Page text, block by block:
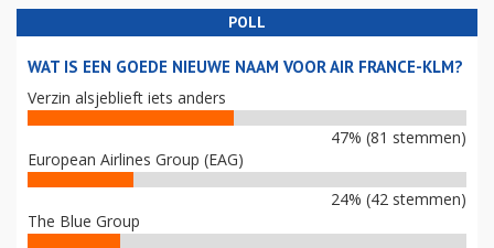
POLL
WAT IS EEN GOEDE NIEUWE NAAM VOOR AIR FRANCE-KLM?
Verzin alsjeblieft iets anders
47% (81 stemmen)
European Airlines Group (EAG)
24% (42 stemmen)
The Blue Group